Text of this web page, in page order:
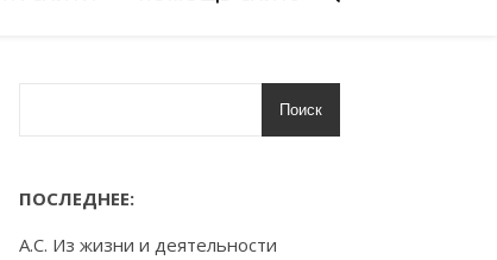
Поиск
ПОСЛЕДНЕЕ:
А.С. Из жизни и деятельности